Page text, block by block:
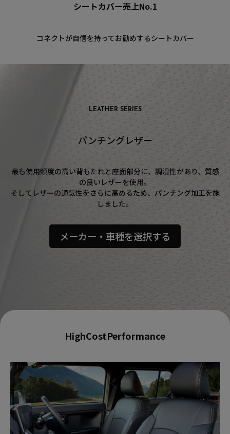
シートカバー売上No.1
コネクトが自信を持ってお勧めするシートカバー
LEATHER SERIES
パンチングレザー
最も使用頻度の高い背もたれと座面部分に、調湿性があり、質感
の良いレザーを使用。
そしてレザーの通気性をさらに高めるため、パンチング加工を施
しました。
メーカー・車種を選択する
HighCostPerformance